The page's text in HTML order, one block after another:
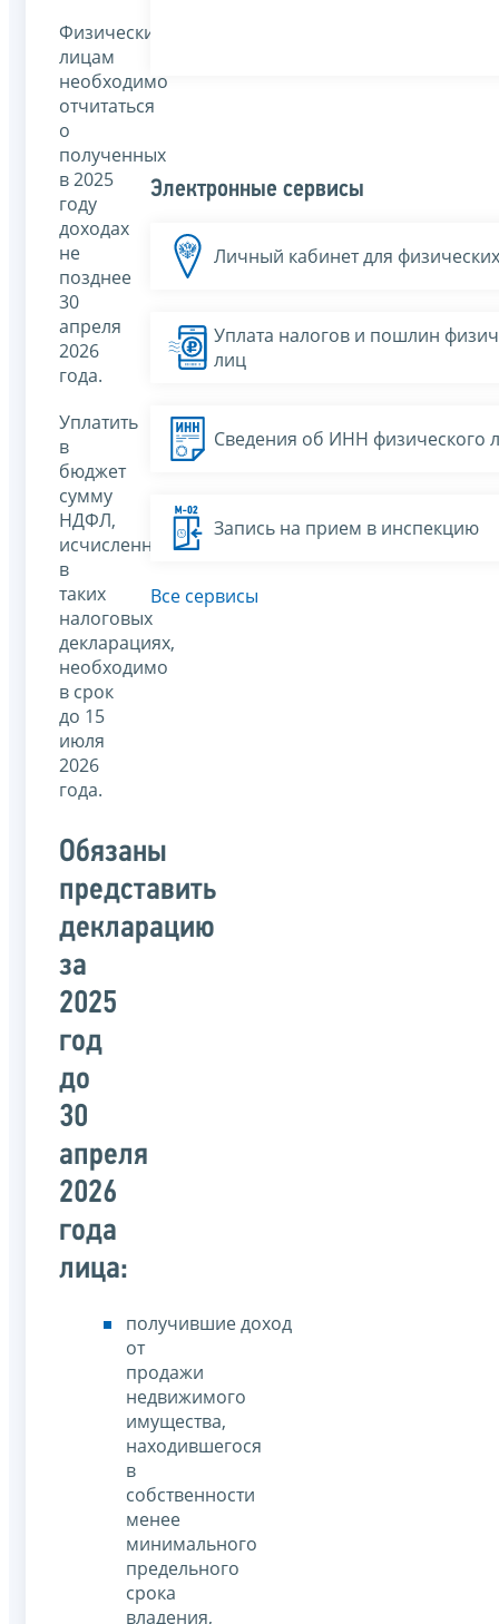
Физическим
лицам
необходимо
отчитаться
о
полученных
в 2025
году
доходах
не
позднее
30
апреля
2026
года.
Уплатить
в
бюджет
сумму
НДФЛ,
исчисленную
в
таких
налоговых
декларациях,
необходимо
в срок
до 15
июля
2026
года.
Обязаны
представить
декларацию
за
2025
год
до
30
апреля
2026
года
лица:
получившие доход
от
продажи
недвижимого
имущества,
находившегося
в
собственности
менее
минимального
предельного
срока
владения,
Электронные сервисы
Личный кабинет для
Уплата налогов и пошлин
лиц
Сведения об ИНН физического
Запись на прием в инспекцию
Все сервисы